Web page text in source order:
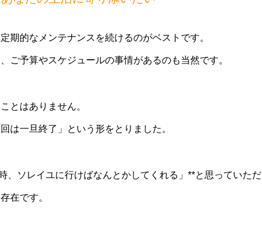
期的なメンテナンスを続けるのがベストです。
ご予算やスケジュールの事情があるのも当然です。
とはありません。
は一旦終了」という形をとりました。
、ソレイユに行けばなんとかしてくれる」**と思っていただ
在です。